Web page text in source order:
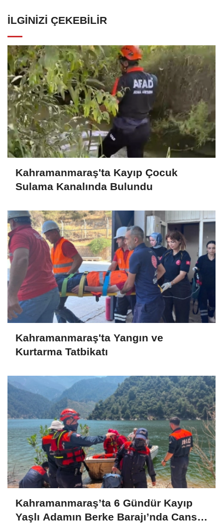
İLGINIZI ÇEKEBILIR
Kahramanmaraş'ta Kayıp Çocuk
Sulama Kanalında Bulundu
Kahramanmaraş'ta Yangın ve
Kurtarma Tatbikatı
Kahramanmaraş’ta 6 Gündür Kayıp
Yaşlı Adamın Berke Barajı’nda Cansız